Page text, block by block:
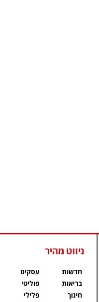
ניווט מהיר
חדשות
בריאות
חינוך
עסקים
פוליטי
פלילי